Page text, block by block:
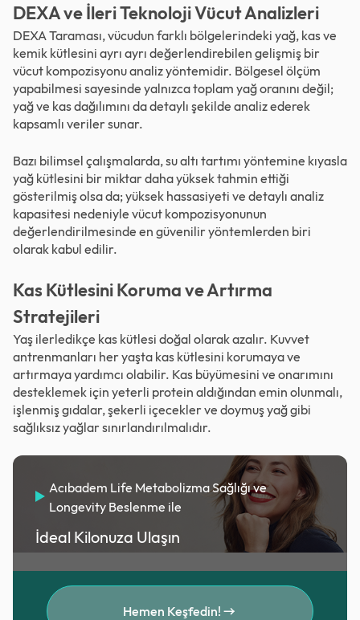
DEXA ve İleri Teknoloji Vücut Analizleri
DEXA Taraması, vücudun farklı bölgelerindeki yağ, kas ve
kemik kütlesini ayrı ayrı değerlendirebilen gelişmiş bir
vücut kompozisyonu analiz yöntemidir. Bölgesel ölçüm
yapabilmesi sayesinde yalnızca toplam yağ oranını değil;
yağ ve kas dağılımını da detaylı şekilde analiz ederek
kapsamlı veriler sunar.
Bazı bilimsel çalışmalarda, su altı tartımı yöntemine kıyasla
yağ kütlesini bir miktar daha yüksek tahmin ettiği
gösterilmiş olsa da; yüksek hassasiyeti ve detaylı analiz
kapasitesi nedeniyle vücut kompozisyonunun
değerlendirilmesinde en güvenilir yöntemlerden biri
olarak kabul edilir.
Kas Kütlesini Koruma ve Artırma
Stratejileri
Yaş ilerledikçe kas kütlesi doğal olarak azalır. Kuvvet
antrenmanları her yaşta kas kütlesini korumaya ve
artırmaya yardımcı olabilir. Kas büyümesini ve onarımını
desteklemek için yeterli protein aldığından emin olunmalı,
işlenmiş gıdalar, şekerli içecekler ve doymuş yağ gibi
sağlıksız yağlar sınırlandırılmalıdır.
Acıbadem Life Metabolizma Sağlığı ve
Longevity Beslenme ile
İdeal Kilonuza Ulaşın
Hemen Keşfedin!